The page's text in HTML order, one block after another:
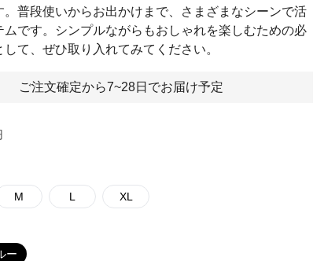
。普段使いからお出かけまで、さまざまなシーンで活
ムです。シンプルながらもおしゃれを楽しむための必
て、ぜひ取り入れてみてください。
ご注文確定から7~28日でお届け予定
M L XL
ー